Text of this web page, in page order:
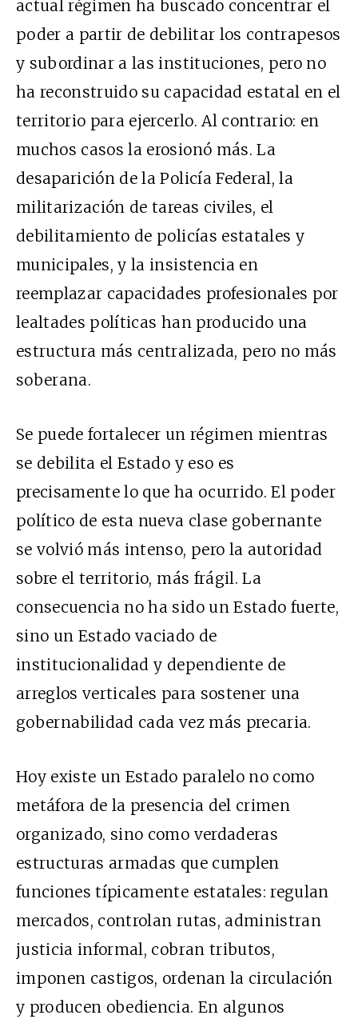
actual régimen ha buscado concentrar el
poder a partir de debilitar los contrapesos
y subordinar a las instituciones, pero no
ha reconstruido su capacidad estatal en el
territorio para ejercerlo. Al contrario: en
muchos casos la erosionó más. La
desaparición de la Policía Federal, la
militarización de tareas civiles, el
debilitamiento de policías estatales y
municipales, y la insistencia en
reemplazar capacidades profesionales por
lealtades políticas han producido una
estructura más centralizada, pero no más
soberana.
Se puede fortalecer un régimen mientras
se debilita el Estado y eso es
precisamente lo que ha ocurrido. El poder
político de esta nueva clase gobernante
se volvió más intenso, pero la autoridad
sobre el territorio, más frágil. La
consecuencia no ha sido un Estado fuerte,
sino un Estado vaciado de
institucionalidad y dependiente de
arreglos verticales para sostener una
gobernabilidad cada vez más precaria.
Hoy existe un Estado paralelo no como
metáfora de la presencia del crimen
organizado, sino como verdaderas
estructuras armadas que cumplen
funciones típicamente estatales: regulan
mercados, controlan rutas, administran
justicia informal, cobran tributos,
imponen castigos, ordenan la circulación
y producen obediencia. En algunos